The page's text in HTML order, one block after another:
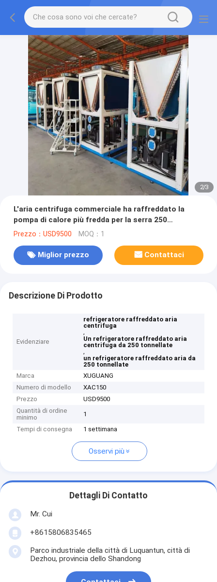
2/3
L'aria centrifuga commerciale ha raffreddato la
pompa di calore più fredda per la serra 250
tonnellate
Prezzo：USD9500 MOQ：1
Miglior prezzo Contattaci
Descrizione Di Prodotto
Evidenziare
refrigeratore raffreddato aria
centrifuga
,
Un refrigeratore raffreddato aria
centrifuga da 250 tonnellate
,
un refrigeratore raffreddato aria da
250 tonnellate
Marca
XUGUANG
Numero di modello
XAC150
Prezzo
USD9500
Quantità di ordine
minimo
1
Tempi di consegna 1 settimana
Osservi più
Dettagli Di Contatto
Mr. Cui
+8615806835465
Parco industriale della città di Luquantun, città di
Dezhou, provincia dello Shandong